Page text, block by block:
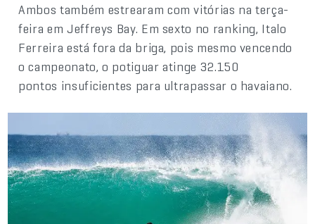
Ambos também estrearam com vitórias na terça-
feira em Jeffreys Bay. Em sexto no ranking, Italo
Ferreira está fora da briga, pois mesmo vencendo
o campeonato, o potiguar atinge 32.150
pontos insuficientes para ultrapassar o havaiano.